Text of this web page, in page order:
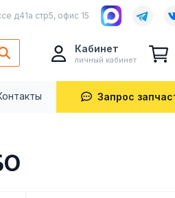
д41а стр5, офис 15
Кабинет
личный кабинет
Запрос